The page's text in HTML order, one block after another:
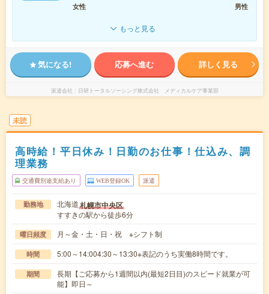
女性
男性
もっと見る
気になる! 応募へ進む 詳しく見る
派遣会社 日研トータルソーシング株式会社 メディカルケア事業部
未読
高時給！平日休み！日勤のお仕事！仕込み、調
理業務
交通費別途支給あり WEB登録OK 派遣
勤務地 北海道札幌市中央区
すすきの駅から徒歩6分
曜日頻度 月～金・土・日・祝 ※シフト制
時間 5:00～14:004:30～13:30※表記のうち実働8時間です。
期間
長期【ご応募から1週間以内(最短2日目)のスピード就業が可
能】即日～